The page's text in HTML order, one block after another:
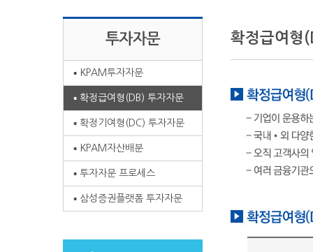
KPAM투자자문
확정급여형(DB) 투자자문
확정기여형(DC) 투자자문
KPAM자산배분
투자자문 프로세스
삼성증권플랫폼 투자자문
확정급여형